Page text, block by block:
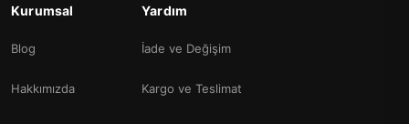
Kurumsal
Blog
Hakkımızda
Yardım
İade ve Değişim
Kargo ve Teslimat